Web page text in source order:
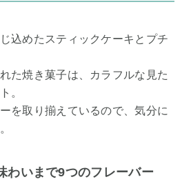
込めたスティックケーキとプチ
た焼き菓子は、カラフルな見た
。
を取り揃えているので、気分に
わいまで9つのフレーバー